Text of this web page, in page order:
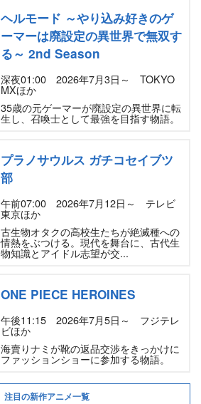
ヘルモード ～やり込み好きのゲ
ーマーは廃設定の異世界で無双す
る～ 2nd Season
深夜01:00 2026年7月3日～ TOKYO
MXほか
35歳の元ゲーマーが廃設定の異世界に転
生し、召喚士として最強を目指す物語。
プラノサウルス ガチコセイブツ
部
午前07:00 2026年7月12日～ テレビ
東京ほか
古生物オタクの高校生たちが絶滅種への
情熱をぶつける。現代を舞台に、古代生
物知識とアイドル志望が交...
ONE PIECE HEROINES
午後11:15 2026年7月5日～ フジテレ
ビほか
海賣りナミが靴の返品交渉をきっかけに
ファッションショーに参加する物語。
注目の新作アニメ一覧